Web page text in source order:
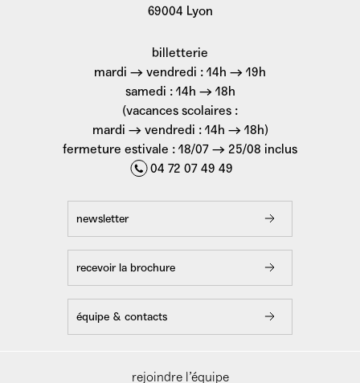
69004 Lyon
billetterie
mardi → vendredi : 14h → 19h
samedi : 14h → 18h
(vacances scolaires :
mardi → vendredi : 14h → 18h)
fermeture estivale : 18/07 → 25/08 inclus
04 72 07 49 49
newsletter
recevoir la brochure
équipe & contacts
rejoindre l’équipe